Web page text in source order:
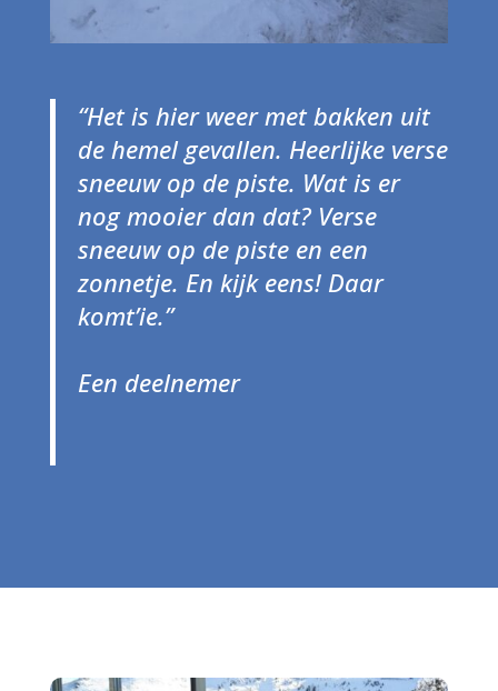
“Het is hier weer met bakken uit
de hemel gevallen. Heerlijke verse
sneeuw op de piste. Wat is er
nog mooier dan dat? Verse
sneeuw op de piste en een
zonnetje. En kijk eens! Daar
komt’ie.”
Een deelnemer